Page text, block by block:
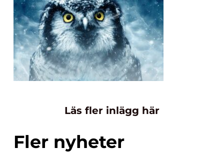
Läs fler inlägg här
Fler nyheter